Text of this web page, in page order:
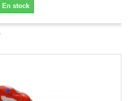
En stock